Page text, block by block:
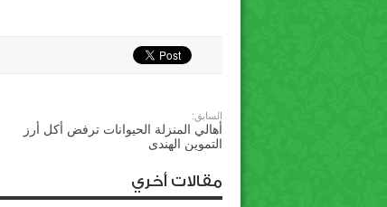
السابق:
أهالي المنزلة الحيوانات ترفض أكل أرز
التموين الهندى
مقالات أخري